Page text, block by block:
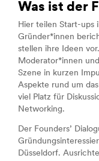
Was ist der
Hier teilen Start-ups
Gründer*innen
stellen ihre Ideen
Moderator*innen
Szene in kurzen
Aspekte rund um
viel Platz für
Networking.
Der Founders’
Düsseldorf.